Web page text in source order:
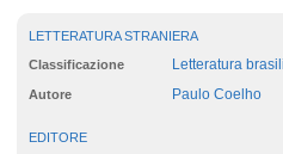
LETTERATURA STRANIERA
Classificazione Letteratura
Autore Paulo Coelho
EDITORE